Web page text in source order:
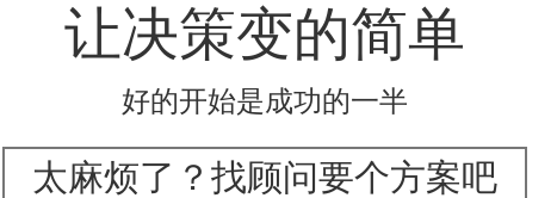
让决策变的简单
好的开始是成功的一半
太麻烦了？找顾问要个方案吧